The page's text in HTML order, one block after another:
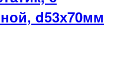
d53х70мм